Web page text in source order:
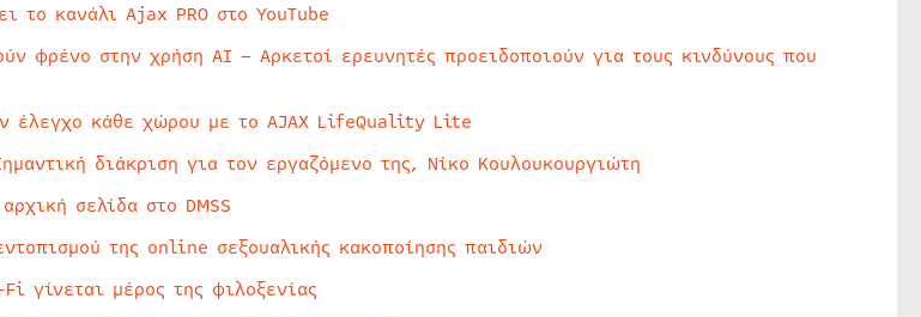
το κανάλι Ajax PRO στο YouTube
φρένο στην χρήση AI – Αρκετοί ερευνητές προειδοποιούν για τους κινδύνους που
έλεγχο κάθε χώρου με το AJAX LifeQuality Lite
διάκριση για τον εργαζόμενο της, Νίκο Κουλουκουργιώτη
σελίδα στο DMSS
της online σεξουαλικής κακοποίησης παιδιών
γίνεται μέρος της φιλοξενίας